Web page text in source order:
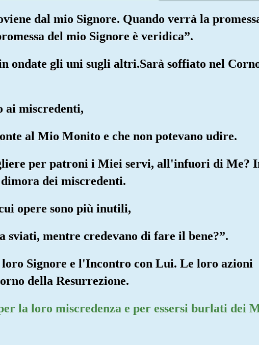
dal mio Signore. Quando verrà la
del mio Signore è veridica”.
ondate gli uni sugli altri.Sarà soffiato nel
ai miscredenti,
al Mio Monito e che non potevano udire.
per patroni i Miei servi, all'infuori di Me?
dei miscredenti.
opere sono più inutili,
mentre credevano di fare il bene?”.
loro Signore e l'Incontro con Lui. Le loro azioni
della Resurrezione.
la loro miscredenza e per essersi burlati dei